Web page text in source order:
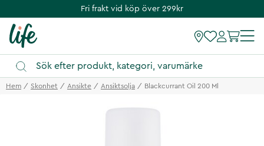
Fri frakt vid köp över 299kr
Hem Skonhet Ansikte Ansiktsolja Blackcurrant Oil 200 Ml